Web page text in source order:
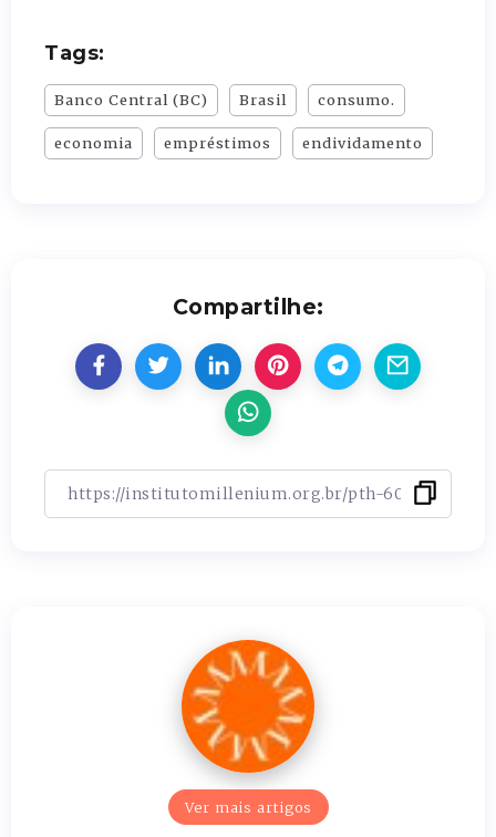
Tags:
Banco Central (BC) Brasil consumo.
economia empréstimos endividamento
Compartilhe:
Ver mais artigos